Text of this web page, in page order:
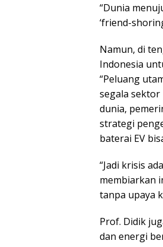
“Dunia
‘friend-
Namun, di
Indonesia
“Peluang
segala sektor
dunia,
strategi
baterai EV
“Jadi krisis
membiarkan
tanpa upaya
Prof. Didik
dan energi